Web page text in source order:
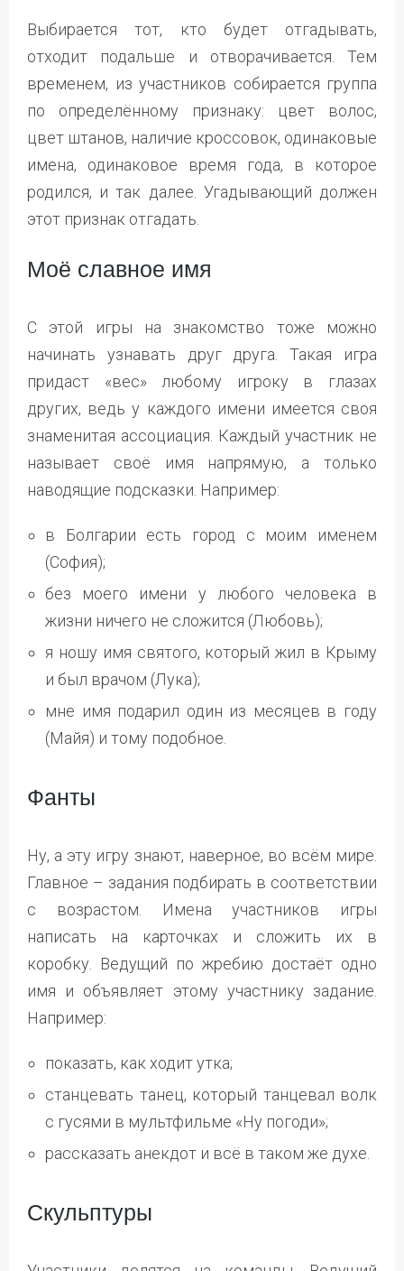
Выбирается тот, кто будет отгадывать,
отходит подальше и отворачивается. Тем
временем, из участников собирается группа
по определённому признаку: цвет волос,
цвет штанов, наличие кроссовок, одинаковые
имена, одинаковое время года, в которое
родился, и так далее. Угадывающий должен
этот признак отгадать.
Моё славное имя
С этой игры на знакомство тоже можно
начинать узнавать друг друга. Такая игра
придаст «вес» любому игроку в глазах
других, ведь у каждого имени имеется своя
знаменитая ассоциация. Каждый участник не
называет своё имя напрямую, а только
наводящие подсказки. Например:
в Болгарии есть город с моим именем
(София);
без моего имени у любого человека в
жизни ничего не сложится (Любовь);
я ношу имя святого, который жил в Крыму
и был врачом (Лука);
мне имя подарил один из месяцев в году
(Майя) и тому подобное.
Фанты
Ну, а эту игру знают, наверное, во всём мире.
Главное – задания подбирать в соответствии
с возрастом. Имена участников игры
написать на карточках и сложить их в
коробку. Ведущий по жребию достаёт одно
имя и объявляет этому участнику задание.
Например:
показать, как ходит утка;
станцевать танец, который танцевал волк
с гусями в мультфильме «Ну погоди»;
рассказать анекдот и всё в таком же духе.
Скульптуры